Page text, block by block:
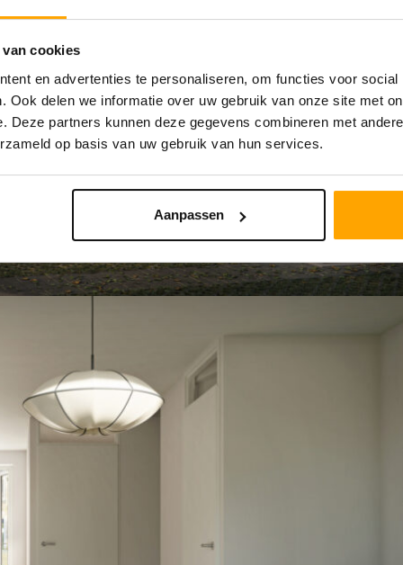
cookies
en advertenties te personaliseren, om functies voor
Ook delen we informatie over uw gebruik van onze site met
Deze partners kunnen deze gegevens combineren met
op basis van uw gebruik van hun services.
Aanpassen